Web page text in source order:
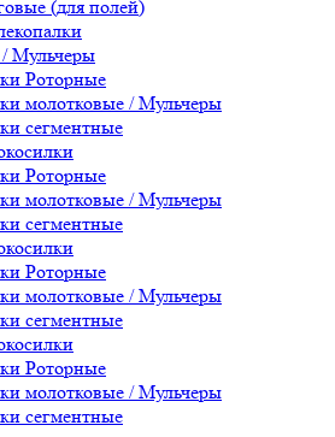
(для полей)
Мульчеры
Роторные
молотковые / Мульчеры
сегментные
Роторные
молотковые / Мульчеры
сегментные
Роторные
молотковые / Мульчеры
сегментные
Роторные
молотковые / Мульчеры
сегментные